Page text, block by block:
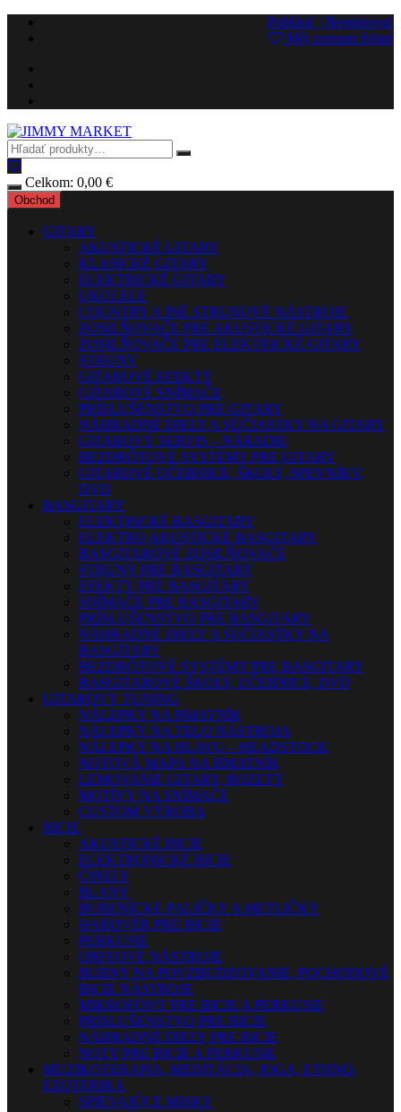
Preskočiť
Prihlásiť / Registrovať
Môj zoznam želaní
Celkom: 0,00 €
Obchod
GITARY
AKUSTICKÉ GITARY
KLASICKÉ GITARY
ELEKTRICKÉ GITARY
UKULELE
COUNTRY A INÉ STRUNOVÉ NÁSTROJE
ZOSILŇOVAČE PRE AKUSTICKÉ GITARY
ZOSILŇOVAČE PRE ELEKTRICKÉ GITARY
STRUNY
GITAROVÉ EFEKTY
GITAROVÉ SNÍMAČE
PRÍSLUŠENSTVO PRE GITARY
NÁHRADNÉ DIELY A SÚČIASTKY NA GITARY
GITAROVÝ SERVIS – NÁRADIE
BEZDRÔTOVÉ SYSTÉMY PRE GITARY
GITAROVÉ UČEBNICE, ŠKOLY, SPEVNÍKY,
DVD
BASGITARY
ELEKTRICKÉ BASGITARY
ELEKTRO AKUSTICKÉ BASGITARY
BASGITAROVÉ ZOSILŇOVAČE
STRUNY PRE BASGITARY
EFEKTY PRE BASGITARY
SNÍMAČE PRE BASGITARY
PRÍSLUŠENSTVO PRE BASGITARY
NÁHRADNÉ DIELY A SÚČIASTKY NA
BASGITARY
BEZDRÔTOVÉ SYSTÉMY PRE BASGITARY
BASGITAROVÉ ŠKOLY, UČEBNICE, DVD
GITAROVÝ TUNING
NÁLEPKY NA HMATNÍK
NÁLEPKY NA TELO NÁSTROJA
NÁLEPKY NA HLAVU – HEADSTOCK
NOTOVÁ MAPA NA HMATNÍK
LEMOVANIE GITARY, ROZETY
MOTÍVY NA SNÍMAČE
CUSTOM VÝROBA
BICIE
AKUSTICKÉ BICIE
ELEKTRONICKÉ BICIE
ČINELY
BLANY
BUBENÍCKE PALIČKY A METLIČKY
HARDVÉR PRE BICIE
PERKUSIE
ORFFOVÉ NÁSTROJE
BUBNY NA POVZBUDZOVANIE, POCHODOVÉ
BICIE NÁSTROJE
MIKROFÓNY PRE BICIE A PERKUSIE
PRÍSLUŠENSTVO PRE BICIE
NÁHRADNÉ DIELY PRE BICIE
NOTY PRE BICIE A PERKUSIE
MUZIKOTERAPIA, MEDITÁCIA, JOGA, ETHNO,
EZOTERIKA
SPIEVAJÚCE MISKY